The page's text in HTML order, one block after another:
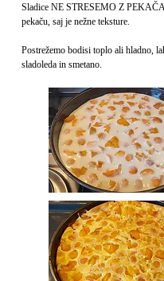
Sladice NE STRESEMO Z
pekaču, saj je nežne teksture.
Postrežemo bodisi toplo ali hladno,
sladoleda in smetano.